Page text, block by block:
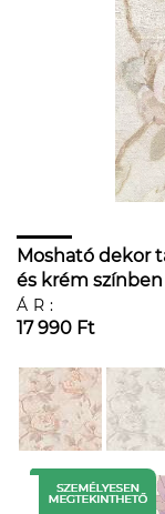
Mosható dekor
és krém színben
ÁR:
17 990 Ft